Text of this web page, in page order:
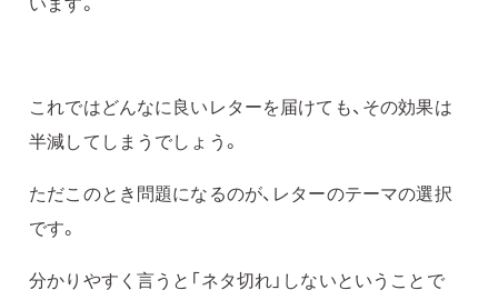
これではどんなに良いレターを届けても、その効果は
半減してしまうでしょう。
ただこのとき問題になるのが、レターのテーマの選択
です。
分かりやすく言うと「ネタ切れ」しないということで